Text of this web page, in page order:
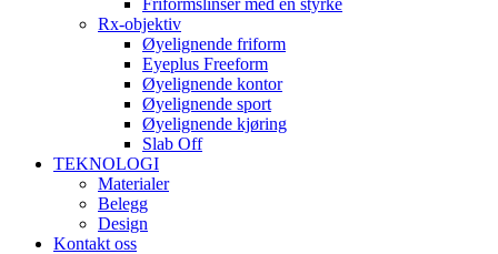
Friformslinser med én styrke
Rx-objektiv
Øyelignende friform
Eyeplus Freeform
Øyelignende kontor
Øyelignende sport
Øyelignende kjøring
Slab Off
TEKNOLOGI
Materialer
Belegg
Design
Kontakt oss